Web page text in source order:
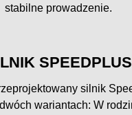
stabilne prowadzenie.
SPEEDPLUS
silnik
wariantach: W